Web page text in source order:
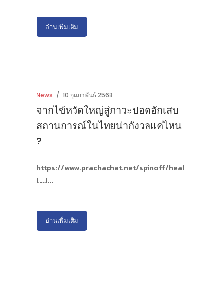
อ่านเพิ่มเติม
News 10 กุมภาพันธ์ 2568
จากไข้หวัดใหญ่สู่ภาวะปอดอักเสบ
สถานการณ์ในไทยน่ากังวลแค่ไหน
?
https://www.prachachat.net/spinoff/healt
[…]
อ่านเพิ่มเติม